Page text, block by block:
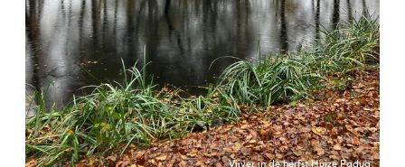
Vijver in de herfst Huize Padua